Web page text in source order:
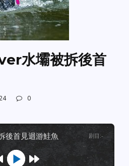
水壩被拆後首
0
後首見迴游鮭魚 剧目 :-